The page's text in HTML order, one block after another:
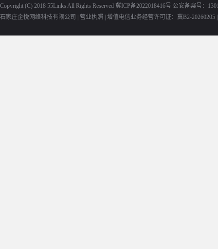
Copyright (C) 2018 55Links All Rights Reserved 冀ICP备2022018416号 公安备案号：
石家庄企悦网络科技有限公司 | 营业执照 增值电信业务经营许可证：冀B2-20260205